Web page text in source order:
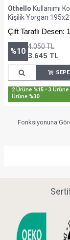
Othello Kullanımı
Kişilik Yorgan
Çift Taraflı Desen:
Desenli
%10 4.050TL
3.645 TL
Sepette %30'a Varan
Fonksiyonuna